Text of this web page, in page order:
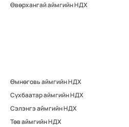
Өвөрхангай аймгийн НДХ
Өмнөговь аймгийн НДХ
Сүхбаатар аймгийн НДХ
Сэлэнгэ аймгийн НДХ
Төв аймгийн НДХ